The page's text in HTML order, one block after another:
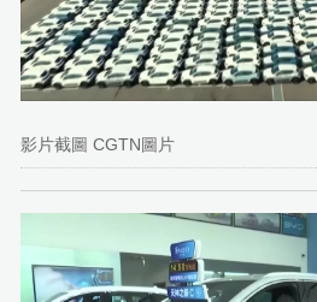
影片截圖 CGTN圖片